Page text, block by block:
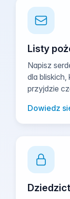
Listy
Napisz
dla
przyjdzie
Dowiedz